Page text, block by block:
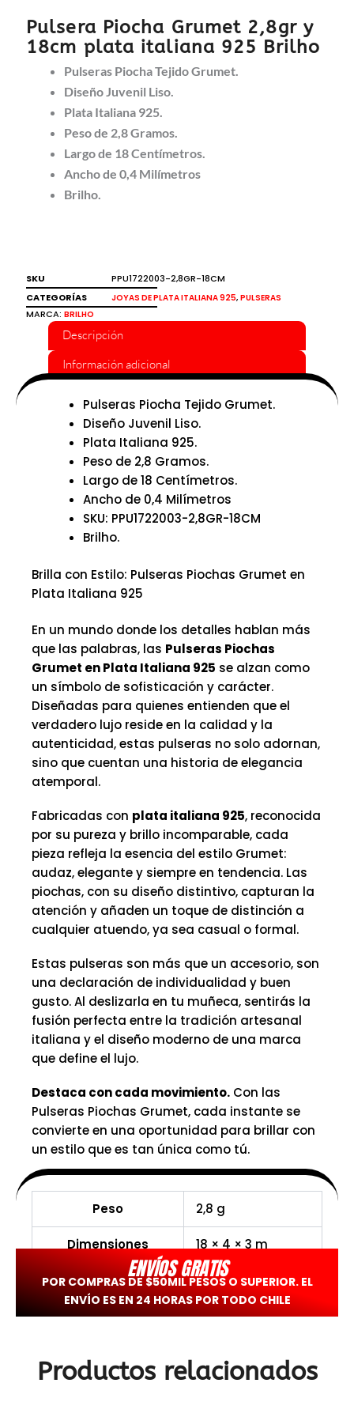
Pulsera Piocha Grumet 2,8gr y
18cm plata italiana 925 Brilho
Pulseras Piocha Tejido Grumet.
Diseño Juvenil Liso.
Plata Italiana 925.
Peso de 2,8 Gramos.
Largo de 18 Centímetros.
Ancho de 0,4 Milímetros
Brilho.
SKU
PPU1722003-2,8GR-18CM
CATEGORÍAS
JOYAS DE PLATA ITALIANA 925, PULSERAS
MARCA: BRILHO
Descripción
Información adicional
Pulseras Piocha Tejido Grumet.
Diseño Juvenil Liso.
Plata Italiana 925.
Peso de 2,8 Gramos.
Largo de 18 Centímetros.
Ancho de 0,4 Milímetros
SKU: PPU1722003-2,8GR-18CM
Brilho.
Brilla con Estilo: Pulseras Piochas Grumet en
Plata Italiana 925
En un mundo donde los detalles hablan más
que las palabras, las Pulseras Piochas
Grumet en Plata Italiana 925 se alzan como
un símbolo de sofisticación y carácter.
Diseñadas para quienes entienden que el
verdadero lujo reside en la calidad y la
autenticidad, estas pulseras no solo adornan,
sino que cuentan una historia de elegancia
atemporal.
Fabricadas con plata italiana 925, reconocida
por su pureza y brillo incomparable, cada
pieza refleja la esencia del estilo Grumet:
audaz, elegante y siempre en tendencia. Las
piochas, con su diseño distintivo, capturan la
atención y añaden un toque de distinción a
cualquier atuendo, ya sea casual o formal.
Estas pulseras son más que un accesorio, son
una declaración de individualidad y buen
gusto. Al deslizarla en tu muñeca, sentirás la
fusión perfecta entre la tradición artesanal
italiana y el diseño moderno de una marca
que define el lujo.
Destaca con cada movimiento. Con las
Pulseras Piochas Grumet, cada instante se
convierte en una oportunidad para brillar con
un estilo que es tan única como tú.
Peso 2,8 g
Dimensiones 18 × 4 × 3 m
ENVÍOS GRATIS
POR COMPRAS DE $50MIL PESOS O SUPERIOR. EL
ENVÍO ES EN 24 HORAS POR TODO CHILE
Productos relacionados